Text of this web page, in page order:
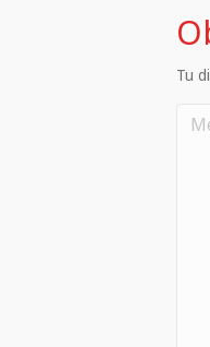
Tu